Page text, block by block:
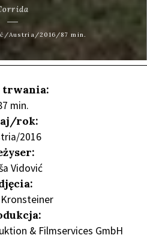
Austria/2016/87 min.
trwania:
min.
rok:
2016
Vidović
& Filmservices GmbH